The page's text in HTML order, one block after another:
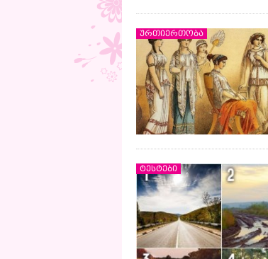
ურთიერთობა
ტესტები